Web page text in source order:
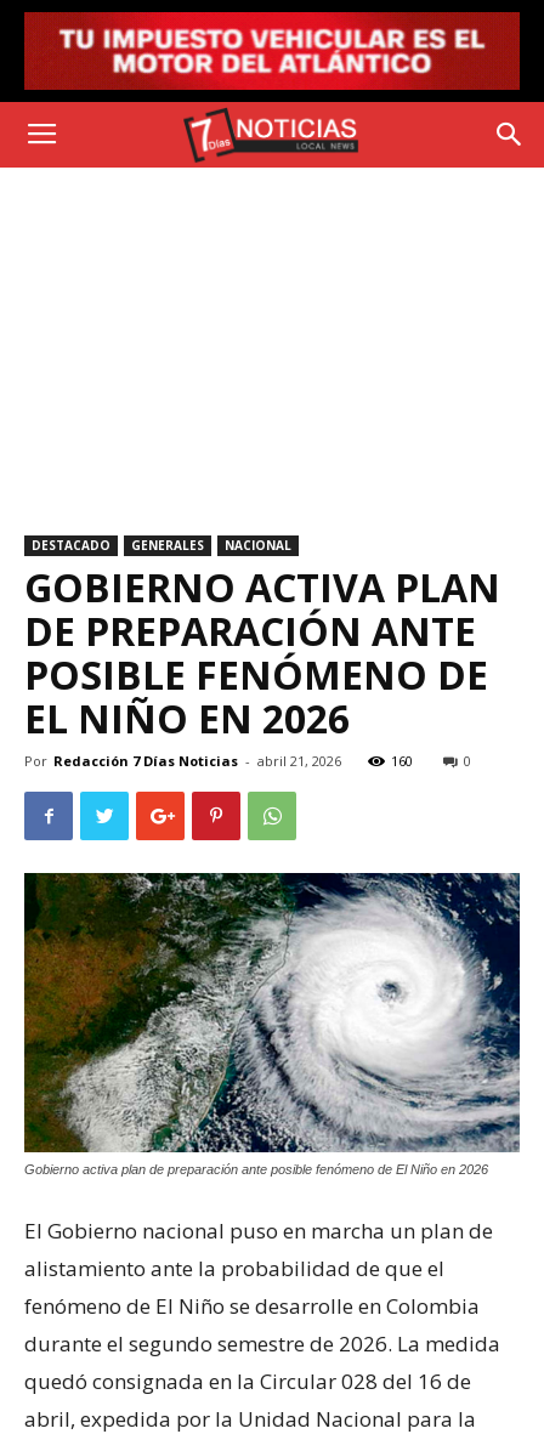
DESTACADO GENERALES NACIONAL
GOBIERNO ACTIVA PLAN
DE PREPARACIÓN ANTE
POSIBLE FENÓMENO DE
EL NIÑO EN 2026
Por Redacción 7 Días Noticias - abril 21, 2026 160 0
Gobierno activa plan de preparación ante posible fenómeno de El Niño en 2026
El Gobierno nacional puso en marcha un plan de
alistamiento ante la probabilidad de que el
fenómeno de El Niño se desarrolle en Colombia
durante el segundo semestre de 2026. La medida
quedó consignada en la Circular 028 del 16 de
abril, expedida por la Unidad Nacional para la